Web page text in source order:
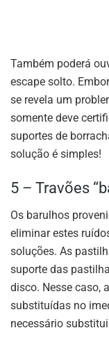
Também poderá
escape solto.
se revela um
somente deve
suportes de
solução é simples!
5 – Travões
Os barulhos
eliminar estes
soluções. As
suporte das
disco. Nesse caso,
substituídas no
necessário